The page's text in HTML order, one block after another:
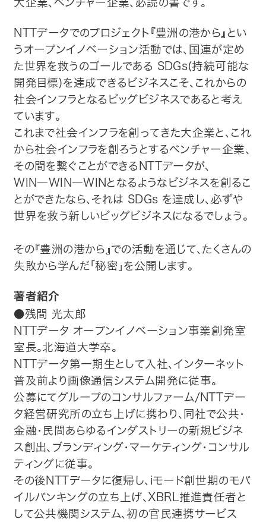
お問い合わせ
画像・文章の使用について
企業情報
大企業、ベンチャー企業、必読の書です。
NTTデータでのプロジェクト『豊洲の港から』とい
うオープンイノベーション活動では、国連が定め
た世界を救うのゴールである SDGs(持続可能な
開発目標)を達成できるビジネスこそ、これからの
社会インフラとなるビッグビジネスであると考え
ています。
これまで社会インフラを創ってきた大企業と、これ
から社会インフラを創ろうとするベンチャー企業、
その間を繋ぐことができるNTTデータが、
WIN―WIN―WINとなるようなビジネスを創るこ
とができたなら、それは SDGs を達成し、必ずや
世界を救う新しいビッグビジネスになるでしょう。
その『豊洲の港から』での活動を通じて、たくさんの
失敗から学んだ「秘密」を公開します。
著者紹介
●残間 光太郎
NTTデータ オープンイノベーション事業創発室
室長。北海道大学卒。
NTTデータ第一期生として入社、インターネット
普及前より画像通信システム開発に従事。
公募にてグループのコンサルファーム/NTTデー
タ経営研究所の立ち上げに携わり、同社で公共・
金融・民間あらゆるインダストリーの新規ビジネ
ス創出、ブランディング・マーケティング・コンサル
ティングに従事。
その後NTTデータに復帰し、iモード創世期のモバ
イルバンキングの立ち上げ、XBRL推進責任者と
して公共機関システム、初の官民連携サービス